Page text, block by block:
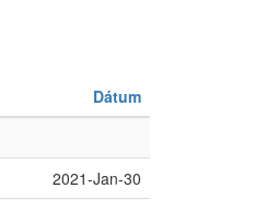
Dátum
2021-Jan-30